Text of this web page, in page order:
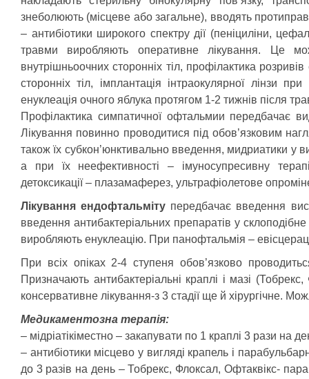
знеболюють (місцеве або загальне), вводять
– антибіотики широкого спектру дії (пеніциліни,
травми виробляють оперативне лікування. Це
внутрішньоочних сторонніх тіл, профілактика
сторонніх тіл, імплантація інтраокулярної лінзи
енуклеація очного яблука протягом 1-2 тижнів після
Профілактика симпатичної офтальмии передбачає
Лікування повинно проводитися під обов’язковим
також їх субкон’юнктивально введення, мидриатики у
а при їх неефективності – імуносупресивну
детоксикації – плазамаферез, ультрафіолетове
Лікування ендофтальміту передбачає введення
введення антибактеріальних препаратів у
виробляють енуклеацію. При панофтальмія –
При всіх опіках 2-4 ступеня обов’язково
Призначають антибактеріальні краплі і мазі
консервативне лікування-з 3 стадії ще й хірургічне.
Медикаментозна терапія:
– мідріатікіместно – закапувати по 1 краплі 3 рази
– антибіотики місцево у вигляді крапель і
до 3 разів на день – Тобрекс, Флоксал, Офтаквікс-